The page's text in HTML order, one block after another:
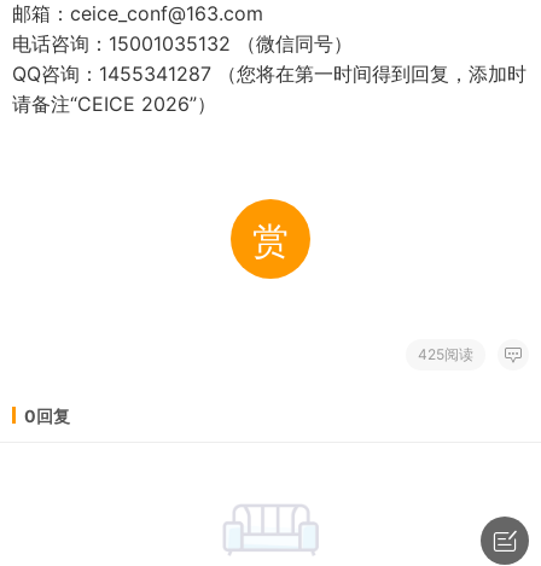
邮箱：ceice_conf@163.com
电话咨询： 15001035132 （微信同号）
QQ咨询： 1455341287
（您将在第一时间得到回复，添加时
请备注“CEICE 2026”）
赏
425阅读
0回复